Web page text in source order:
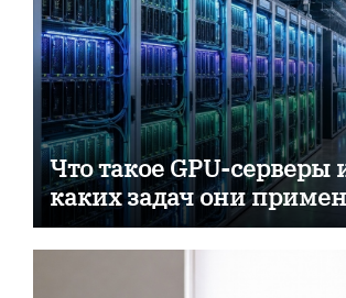
Что такое GPU-серверы
каких задач они